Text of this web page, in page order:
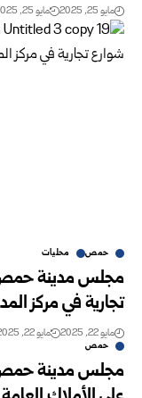
مايو 25, 2025 مايو 25, 2025
حمص محليات
مجلس مدينة حمص
تجارية في مركز
مايو 22, 2025 مايو 22, 2025
حمص
مجلس مدينة حمص: